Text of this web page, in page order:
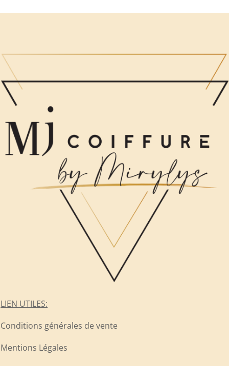
LIEN UTILES:
Conditions générales de vente
Mentions Légales